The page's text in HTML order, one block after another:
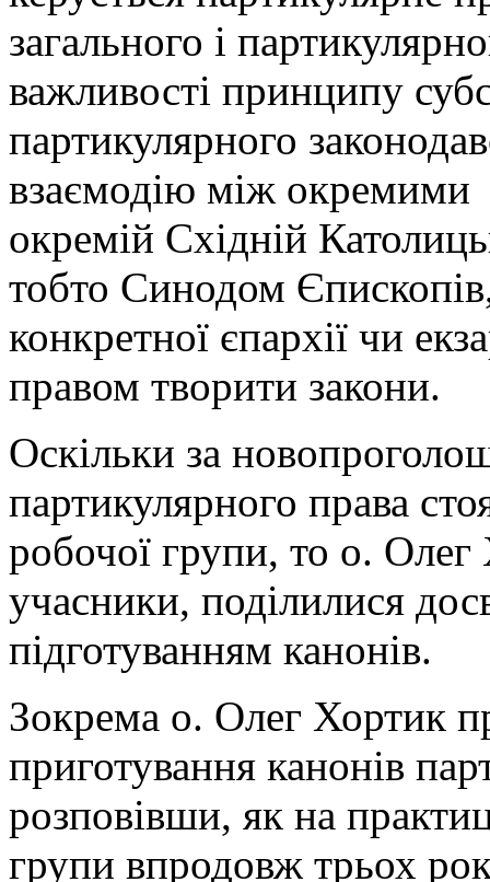
загального і
важливості принципу
партикулярного
взаємодію між окремими
окремій Східній
тобто Синодом
конкретної єпархії чи
правом творити закони.
Оскільки за
партикулярного права
робочої групи, то о. Олег
учасники, поділилися
підготуванням канонів.
Зокрема о. Олег Хортик
приготування канонів
розповівши, як на
групи впродовж трьох